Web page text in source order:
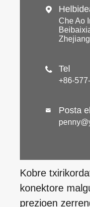

Che Ao
 Tel
+86-
 Posta
Kobre
konektore
prezioen